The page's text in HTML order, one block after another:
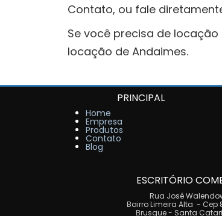
Contato, ou fale
Se você precisa de
locação de Andaimes.
PRINCIPAL
Home
Empresa
Produtos
Contato
Blog
ESCRITÓRIO
Rua José
Bairro Limeira Alta - Cep
Brusque - Santa